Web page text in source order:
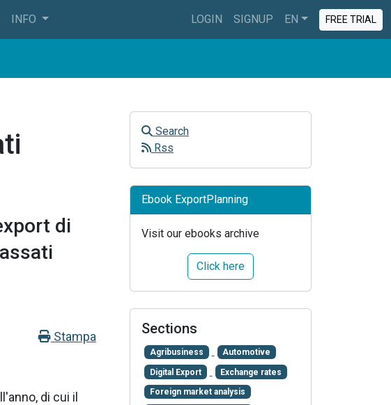
INFO LOGIN SIGNUP EN FREE TRIAL
di
Stampa
di cui il
Search
Rss
Ebook ExportPlanning
Visit our ebooks archive
Click here
Sections
Agribusiness Automotive
Digital Export Exchange rates
Foreign market analysis